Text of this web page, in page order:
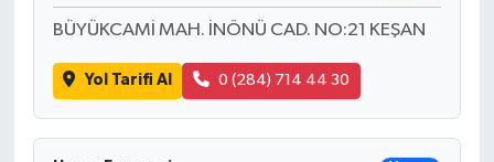
BÜYÜKCAMİ MAH. İNÖNÜ CAD. NO:21 KEŞAN
Yol Tarifi Al 0 (284) 714 44 30